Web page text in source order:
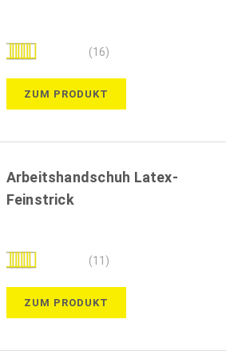
Bewertung: (16)
ZUM PRODUKT
Arbeitshandschuh Latex-
Feinstrick
Bewertung: (11)
ZUM PRODUKT